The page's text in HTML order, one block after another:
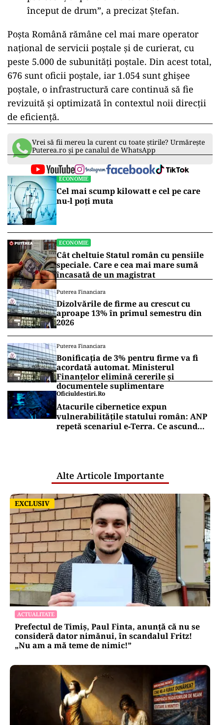
început de drum”, a precizat Ștefan.
Poșta Română rămâne cel mai mare operator
național de servicii poștale și de curierat, cu
peste 5.000 de subunități poștale. Din acest total,
676 sunt oficii poștale, iar 1.054 sunt ghișee
poștale, o infrastructură care continuă să fie
revizuită și optimizată în contextul noii direcții
de eficiență.
Vrei să fii mereu la curent cu toate știrile? Urmărește
Puterea.ro și pe canalul de WhatsApp
ECONOMIE
Cel mai scump kilowatt e cel pe care
nu-l poți muta
ECONOMIE
Cât cheltuie Statul român cu pensiile
speciale. Care e cea mai mare sumă
încasată de un magistrat
Puterea Financiara
Dizolvările de firme au crescut cu
aproape 13% în primul semestru din
2026
Puterea Financiara
Bonificația de 3% pentru firme va fi
acordată automat. Ministerul
Finanțelor elimină cererile și
documentele suplimentare
Oficiuldestiri.ro
Atacurile cibernetice expun
vulnerabilitățile statului român: ANP
repetă scenariul e‑Terra. Ce ascund
Alte Articole Importante
EXCLUSIV
EXCLUSIV
ACTUALITATE
Prefectul de Timiș, Paul Finta, anunță că nu se
consideră dator nimănui, în scandalul Fritz!
„Nu am a mă teme de nimic!”